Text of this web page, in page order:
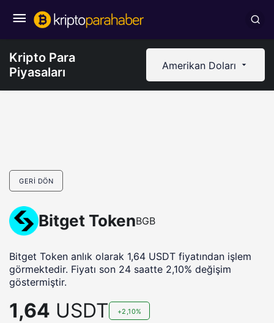
Kripto Para
Piyasaları
Amerikan Doları
GERI DÖN
Bitget TokenBGB
Bitget Token anlık olarak 1,64 USDT fiyatından işlem
görmektedir. Fiyatı son 24 saatte 2,10% değişim
göstermiştir.
1,64 USDT +2,10%